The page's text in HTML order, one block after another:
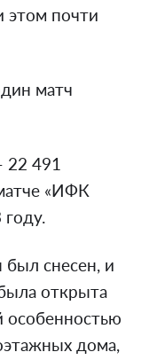
этом почти
матч
22 491
«ИФК
снесен, и
открыта
особенностью
дома,